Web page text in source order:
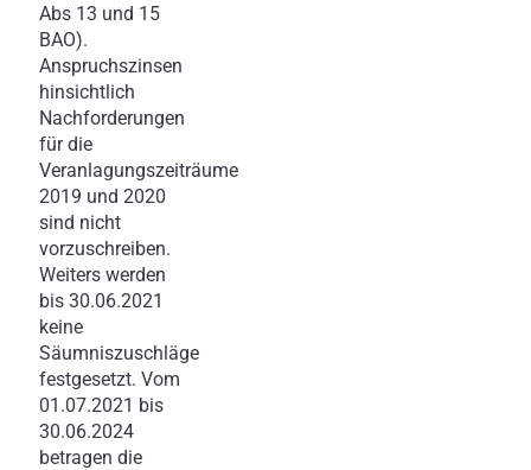
Abs 13 und 15
BAO).
Anspruchszinsen
hinsichtlich
Nachforderungen
für die
Veranlagungszeiträume
2019 und 2020
sind nicht
vorzuschreiben.
Weiters werden
bis 30.06.2021
keine
Säumniszuschläge
festgesetzt. Vom
01.07.2021 bis
30.06.2024
betragen die